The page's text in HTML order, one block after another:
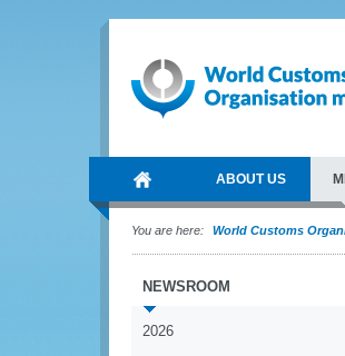
ABOUT US
You are here: World Customs
NEWSROOM
2026